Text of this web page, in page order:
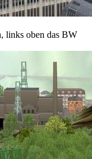
links oben das BW